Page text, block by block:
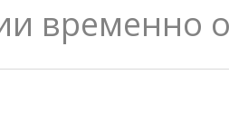
временно